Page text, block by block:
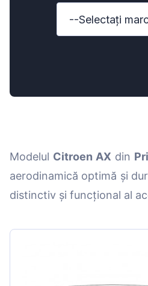
--Selectați
Modelul Citroen AX din
aerodinamică optimă și
distinctiv și funcțional al